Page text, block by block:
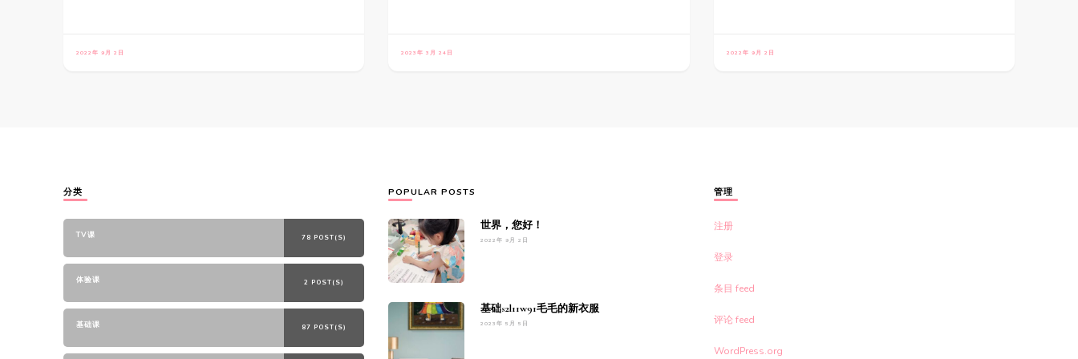
2022年 9月 2日 2023年 3月 24日 2022年 9月 2日
分类
TV课 78 POST(S)
体验课 2 POST(S)
基础课 87 POST(S)
POPULAR POSTS
世界，您好！
2022年 9月 2日
基础s2l11w91毛毛的新衣服
2023年 5月 5日
管理
注册
登录
条目 feed
评论 feed
WordPress.org